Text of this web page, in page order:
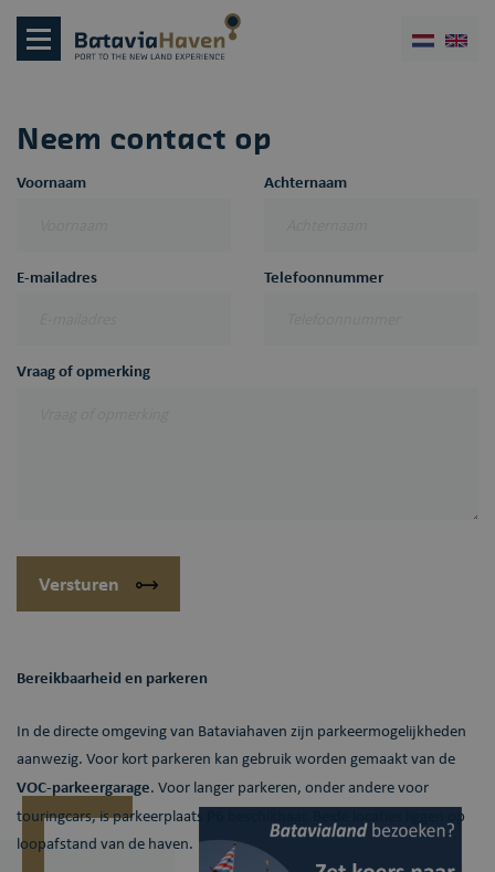
Neem contact op
Voornaam Achternaam
E-mailadres Telefoonnummer
Vraag of opmerking
Versturen
Bereikbaarheid en parkeren
In de directe omgeving van Bataviahaven zijn parkeermogelijkheden
aanwezig. Voor kort parkeren kan gebruik worden gemaakt van de
VOC-parkeergarage. Voor langer parkeren, onder andere voor
touringcars, is parkeerplaats P6 beschikbaar. Beide locaties liggen op
loopafstand van de haven.